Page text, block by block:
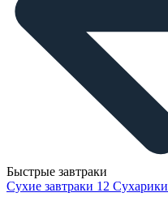
Быстрые завтраки
Сухие завтраки 12 Сухарики